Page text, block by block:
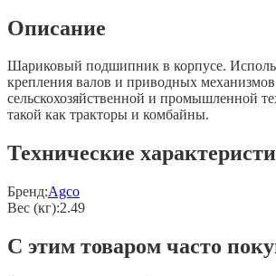
Описание
Шариковый подшипник в корпусе.
крепления валов и приводных
сельскохозяйственной и промышленной
такой как тракторы и комбайны.
Технические
Бренд:Agco
Вес (кг):2.49
С этим товаром часто